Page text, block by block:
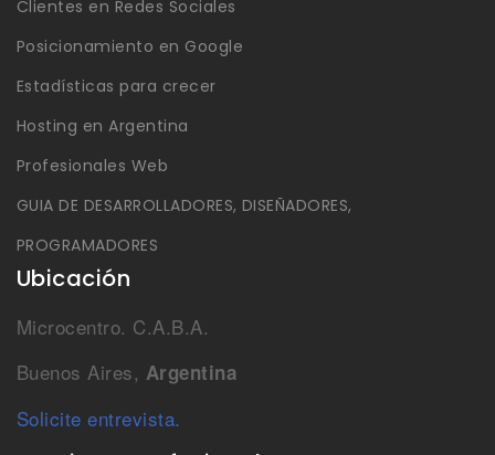
Clientes en Redes Sociales
Posicionamiento en Google
Estadísticas para crecer
Hosting en Argentina
Profesionales Web
GUIA DE DESARROLLADORES, DISEÑADORES,
PROGRAMADORES
Ubicación
Microcentro. C.A.B.A.
Buenos Aires, Argentina
Solicite entrevista.